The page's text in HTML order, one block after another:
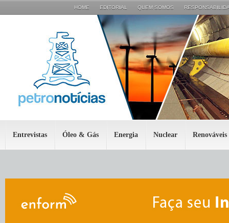
HOME EDITORIAL QUEM SOMOS
Entrevistas Óleo & Gás Energia Nuclear Renováveis